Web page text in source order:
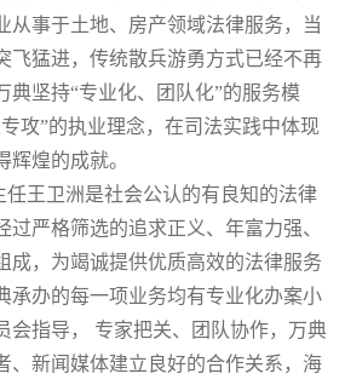
从事于土地、房产领域法律服务，当
飞猛进，传统散兵游勇方式已经不再
典坚持“专业化、团队化”的服务模
攻”的执业理念，在司法实践中体现
辉煌的成就。
王卫洲是社会公认的有良知的法律
过严格筛选的追求正义、年富力强、
成，为竭诚提供优质高效的法律服务
承办的每一项业务均有专业化办案小
会指导， 专家把关、团队协作，万典
、新闻媒体建立良好的合作关系，海